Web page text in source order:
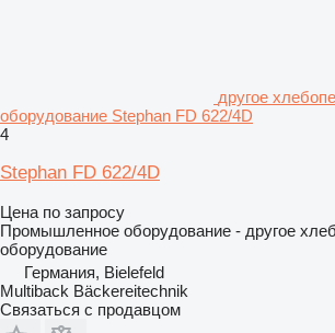
другое
оборудование Stephan FD 622/4D
4
Stephan FD 622/4D
Цена по запросу
Промышленное оборудование - другое
оборудование
Германия, Bielefeld
Multiback Bäckereitechnik
Связаться с продавцом